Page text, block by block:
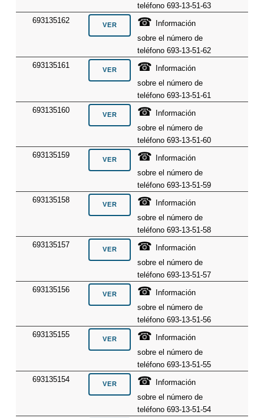
teléfono 693-13-51-63
693135162
☎
Información
sobre el número de
teléfono 693-13-51-62
693135161
☎
Información
sobre el número de
teléfono 693-13-51-61
693135160
☎
Información
sobre el número de
teléfono 693-13-51-60
693135159
☎
Información
sobre el número de
teléfono 693-13-51-59
693135158
☎
Información
sobre el número de
teléfono 693-13-51-58
693135157
☎
Información
sobre el número de
teléfono 693-13-51-57
693135156
☎
Información
sobre el número de
teléfono 693-13-51-56
693135155
☎
Información
sobre el número de
teléfono 693-13-51-55
693135154
☎
Información
sobre el número de
teléfono 693-13-51-54